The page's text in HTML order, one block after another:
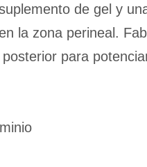
de gel y
la zona perineal.
para